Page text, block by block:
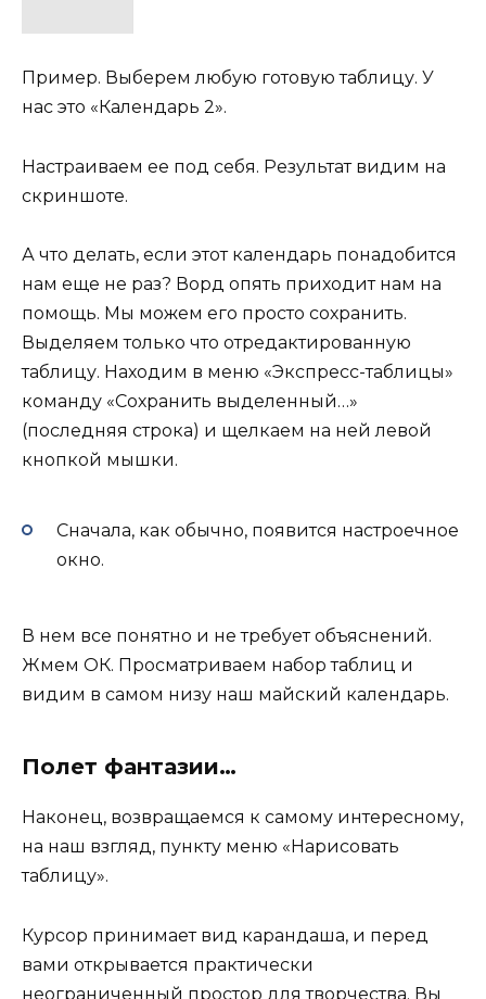
Пример. Выберем любую готовую таблицу. У
нас это «Календарь 2».
Настраиваем ее под себя. Результат видим на
скриншоте.
А что делать, если этот календарь понадобится
нам еще не раз? Ворд опять приходит нам на
помощь. Мы можем его просто сохранить.
Выделяем только что отредактированную
таблицу. Находим в меню «Экспресс-таблицы»
команду «Сохранить выделенный…»
(последняя строка) и щелкаем на ней левой
кнопкой мышки.
Сначала, как обычно, появится настроечное
окно.
В нем все понятно и не требует объяснений.
Жмем ОК. Просматриваем набор таблиц и
видим в самом низу наш майский календарь.
Полет фантазии…
Наконец, возвращаемся к самому интересному,
на наш взгляд, пункту меню «Нарисовать
таблицу».
Курсор принимает вид карандаша, и перед
вами открывается практически
неограниченный простор для творчества. Вы